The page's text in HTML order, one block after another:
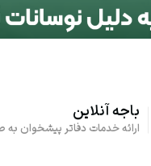
باجه آنلاین
ارائه خدمات دفاتر پیشخوان به